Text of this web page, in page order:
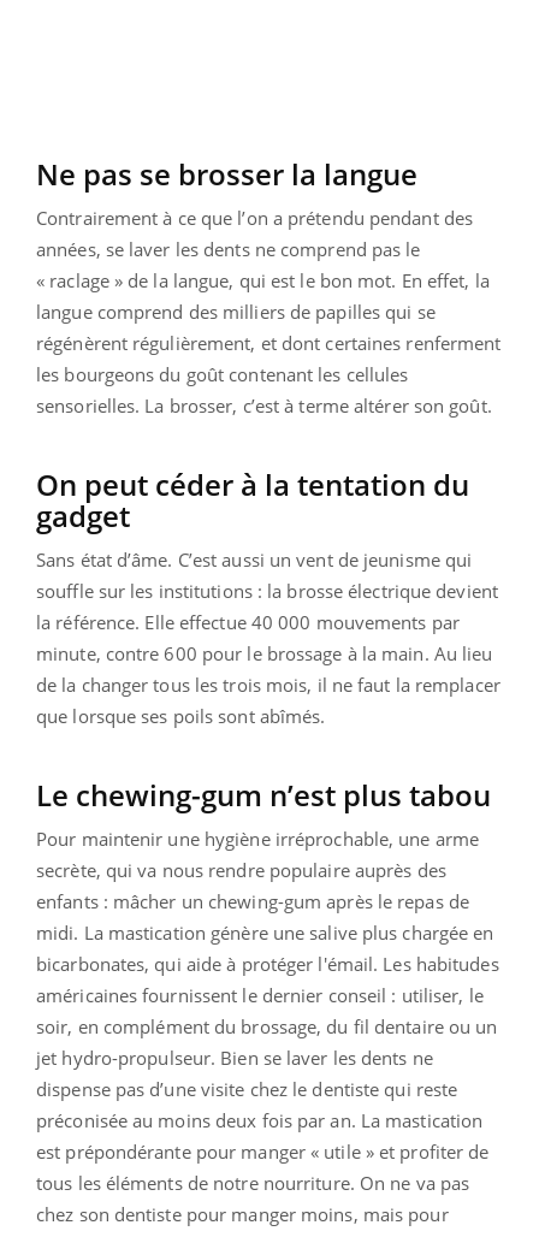
Ne pas se brosser la langue
Contrairement à ce que l’on a prétendu pendant des
années, se laver les dents ne comprend pas le
« raclage » de la langue, qui est le bon mot. En effet, la
langue comprend des milliers de papilles qui se
régénèrent régulièrement, et dont certaines renferment
les bourgeons du goût contenant les cellules
sensorielles. La brosser, c’est à terme altérer son goût.
On peut céder à la tentation du
gadget
Sans état d’âme. C’est aussi un vent de jeunisme qui
souffle sur les institutions : la brosse électrique devient
la référence. Elle effectue 40 000 mouvements par
minute, contre 600 pour le brossage à la main. Au lieu
de la changer tous les trois mois, il ne faut la remplacer
que lorsque ses poils sont abîmés.
Le chewing-gum n’est plus tabou
Pour maintenir une hygiène irréprochable, une arme
secrète, qui va nous rendre populaire auprès des
enfants : mâcher un chewing-gum après le repas de
midi. La mastication génère une salive plus chargée en
bicarbonates, qui aide à protéger l'émail. Les habitudes
américaines fournissent le dernier conseil : utiliser, le
soir, en complément du brossage, du fil dentaire ou un
jet hydro-propulseur. Bien se laver les dents ne
dispense pas d’une visite chez le dentiste qui reste
préconisée au moins deux fois par an. La mastication
est prépondérante pour manger « utile » et profiter de
tous les éléments de notre nourriture. On ne va pas
chez son dentiste pour manger moins, mais pour